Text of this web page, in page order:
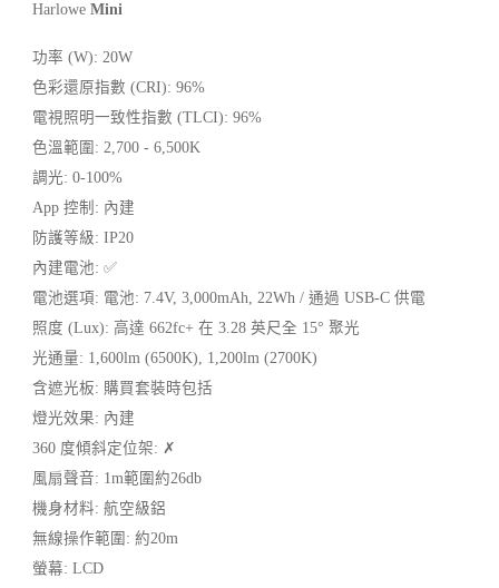
Harlowe Mini
功率 (W): 20W
色彩還原指數 (CRI): 96%
電視照明一致性指數 (TLCI): 96%
色溫範圍: 2,700 - 6,500K
調光: 0-100%
App 控制: 內建
防護等級: IP20
內建電池: ✅
電池選項: 電池: 7.4V, 3,000mAh, 22Wh / 通過 USB-C 供電
照度 (Lux): 高達 662fc+ 在 3.28 英尺全 15° 聚光
光通量: 1,600lm (6500K), 1,200lm (2700K)
含遮光板: 購買套裝時包括
燈光效果: 內建
360 度傾斜定位架: ✗
風扇聲音: 1m範圍約26db
機身材料: 航空級鋁
無線操作範圍: 約20m
螢幕: LCD